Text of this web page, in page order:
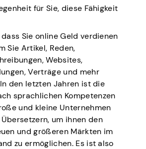
für Sie, diese Fähigkeit
Sie online Geld verdienen
Sie Artikel, Reden,
Websites,
Verträge und mehr
den letzten Jahren ist die
sprachlichen Kompetenzen
und kleine Unternehmen
um ihnen den
und größeren Märkten im
zu ermöglichen. Es ist also